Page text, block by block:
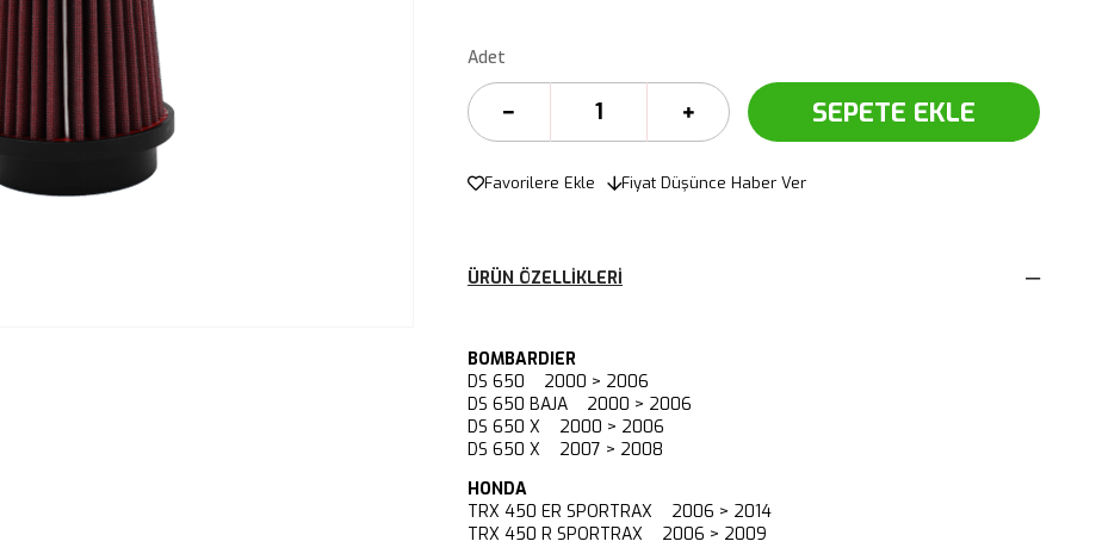
Adet
Favorilere Ekle Fiyat Düşünce Haber Ver
ÜRÜN ÖZELLIKLERI
BOMBARDIER
DS 650 2000 > 2006
DS 650 BAJA 2000 > 2006
DS 650 X 2000 > 2006
DS 650 X 2007 > 2008
HONDA
TRX 450 ER SPORTRAX 2006 > 2014
TRX 450 R SPORTRAX 2006 > 2009